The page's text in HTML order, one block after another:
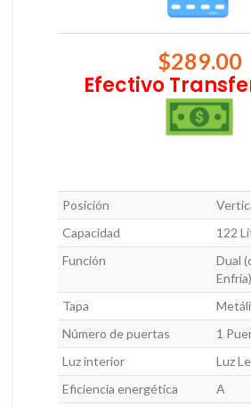
$289.00
Efectivo
Posición
Capacidad
122
Función
Dual
Enfría)
Tapa
Número de puertas
1
Luz interior
Luz
Eficiencia energética
A